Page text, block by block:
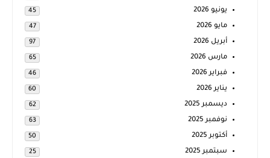
يونيو 2026
مايو 2026
أبريل 2026
مارس 2026
فبراير 2026
يناير 2026
ديسمبر 2025
نوفمبر 2025
أكتوبر 2025
سبتمبر 2025